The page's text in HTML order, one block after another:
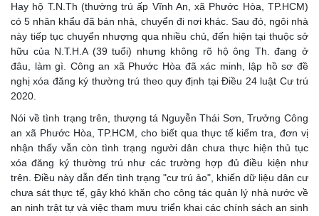
Hay hộ T.N.Th (thường trú ấp Vĩnh An, xã Phước Hòa, TP.HCM)
có 5 nhân khẩu đã bán nhà, chuyển đi nơi khác. Sau đó, ngôi nhà
này tiếp tục chuyển nhượng qua nhiều chủ, đến hiện tại thuộc sở
hữu của N.T.H.A (39 tuổi) nhưng không rõ hộ ông Th. đang ở
đâu, làm gì. Công an xã Phước Hòa đã xác minh, lập hồ sơ đề
nghị xóa đăng ký thường trú theo quy định tại Điều 24 luật Cư trú
2020.
Nói về tình trạng trên, thượng tá Nguyễn Thái Sơn, Trưởng Công
an xã Phước Hòa, TP.HCM, cho biết qua thực tế kiểm tra, đơn vị
nhận thấy vẫn còn tình trạng người dân chưa thực hiện thủ tục
xóa đăng ký thường trú như các trường hợp đủ điều kiện như
trên. Điều này dẫn đến tình trạng "cư trú ảo", khiến dữ liệu dân cư
chưa sát thực tế, gây khó khăn cho công tác quản lý nhà nước về
an ninh trật tự và việc tham mưu triển khai các chính sách an sinh